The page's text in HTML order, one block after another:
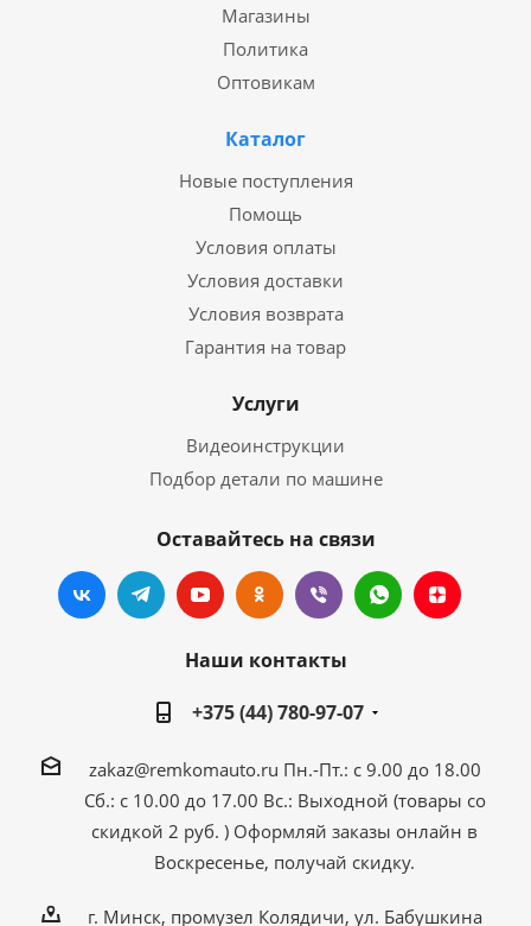
Магазины
Политика
Оптовикам
Каталог
Новые поступления
Помощь
Условия оплаты
Условия доставки
Условия возврата
Гарантия на товар
Услуги
Видеоинструкции
Подбор детали по машине
Оставайтесь на связи
Наши контакты
+375 (44) 780-97-07
zakaz@remkomauto.ru Пн.-Пт.: с 9.00 до 18.00
Сб.: с 10.00 до 17.00 Вс.: Выходной (товары со
скидкой 2 руб. ) Оформляй заказы онлайн в
Воскресенье, получай скидку.
г. Минск, промузел Колядичи, ул. Бабушкина